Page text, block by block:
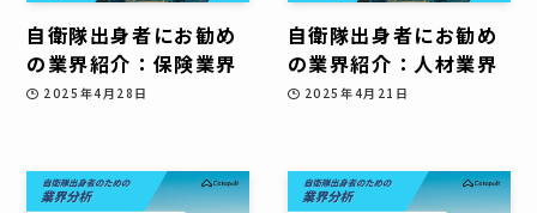
自衛隊出身者にお勧め
の業界紹介：保険業界
2025年4月28日
自衛隊出身者にお勧め
の業界紹介：人材業界
2025年4月21日